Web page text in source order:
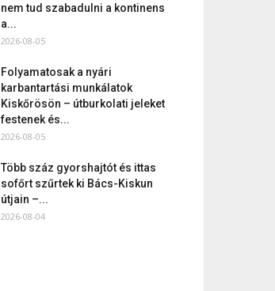
nem tud szabadulni a kontinens
a...
2026-08-05
Folyamatosak a nyári
karbantartási munkálatok
Kiskőrösön – útburkolati jeleket
festenek és...
2026-08-05
Több száz gyorshajtót és ittas
sofőrt szűrtek ki Bács-Kiskun
útjain –...
2026-08-04